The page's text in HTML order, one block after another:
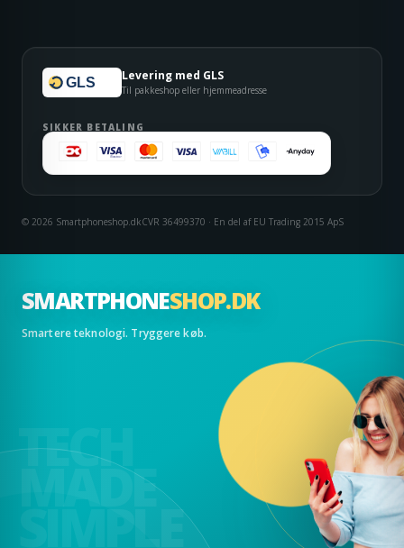
SMARTPHONESHOP.DK
Smartere teknologi. Tryggere køb.
TECH
MADE
SIMPLE
GLS Levering med GLS
Til pakkeshop eller hjemmeadresse
SIKKER BETALING
© 2026 Smartphoneshop.dkCVR 36499370 · En del af EU Trading 2015 ApS